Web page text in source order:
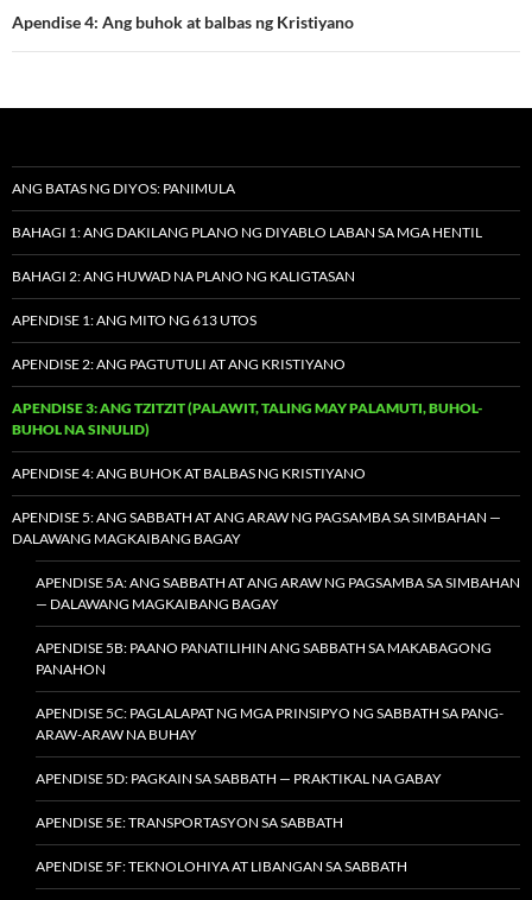
Apendise 4: Ang buhok at balbas ng Kristiyano
ANG BATAS NG DIYOS: PANIMULA
BAHAGI 1: ANG DAKILANG PLANO NG DIYABLO LABAN SA MGA HENTIL
BAHAGI 2: ANG HUWAD NA PLANO NG KALIGTASAN
APENDISE 1: ANG MITO NG 613 UTOS
APENDISE 2: ANG PAGTUTULI AT ANG KRISTIYANO
APENDISE 3: ANG TZITZIT (PALAWIT, TALING MAY PALAMUTI, BUHOL-
BUHOL NA SINULID)
APENDISE 4: ANG BUHOK AT BALBAS NG KRISTIYANO
APENDISE 5: ANG SABBATH AT ANG ARAW NG PAGSAMBA SA SIMBAHAN —
DALAWANG MAGKAIBANG BAGAY
APENDISE 5A: ANG SABBATH AT ANG ARAW NG PAGSAMBA SA SIMBAHAN
— DALAWANG MAGKAIBANG BAGAY
APENDISE 5B: PAANO PANATILIHIN ANG SABBATH SA MAKABAGONG
PANAHON
APENDISE 5C: PAGLALAPAT NG MGA PRINSIPYO NG SABBATH SA PANG-
ARAW-ARAW NA BUHAY
APENDISE 5D: PAGKAIN SA SABBATH — PRAKTIKAL NA GABAY
APENDISE 5E: TRANSPORTASYON SA SABBATH
APENDISE 5F: TEKNOLOHIYA AT LIBANGAN SA SABBATH